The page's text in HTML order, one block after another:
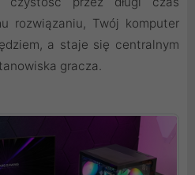
rozwiązaniu, Twój komputer
a staje się centralnym
gracza.